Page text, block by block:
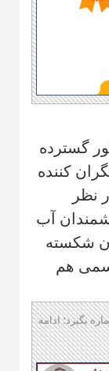
گسترده
کننده
نظر
آب
شکسته
هم
بگیرد؛ ادامه